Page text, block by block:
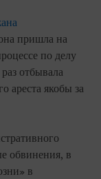
пришла на
по делу
отбывала
ареста якобы за
обвинения, в
в